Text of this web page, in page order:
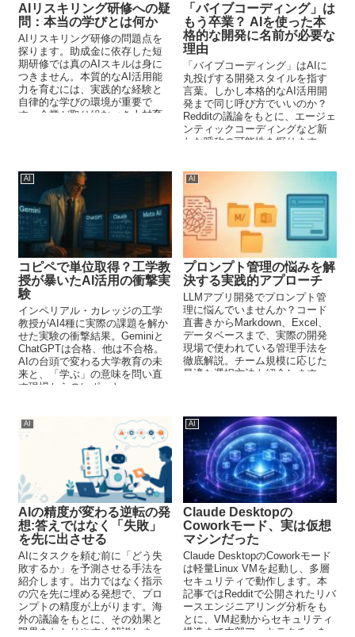
AIリスキリング研修への疑
問：本当の学びとは何か
AIリスキリング研修の問題点を
探ります。助成金に依存した短
期研修では真のAIスキルは身に
つきません。本質的なAI活用能
力を育むには、実践的な経験と
自律的な学びの環境が重要で
す。企業が取り組むべき人材育
「バイブコーディング」は
もう卒業？ AIを使った本
格的な開発に名前が必要な
理由
「バイブコーディング」はAIに
丸投げする開発スタイルを指す
言葉。しかし本格的なAI活用開
発まで同じ呼び方でいいのか？
Redditの議論をもとに、エージェ
ンティックコーディングなど新
たな呼称の可能性を探ります。
AI
コピペで単位取得？工学教
授が暴いたAI活用の衝撃実
験
インペリアル・カレッジの工学
教授がAI4種に実際の課題を解か
せた実験の衝撃結果。Geminiと
ChatGPTは合格、他は不合格。
AIの台頭で変わる大学教育の未
来と、「学ぶ」の意味を問い直
す現場からのレポート。
AI
プロンプト管理の悩みを解
決する実践的アプローチ
LLMアプリ開発でプロンプト管
理に悩んでいませんか？コード
直書きからMarkdown、Excel、
データベースまで、実際の開発
現場で使われている管理手法を
徹底解説。チーム規模に応じた
最適な選択方法も紹介します。
AI
AIの精度が変わる逆転の発
想:答えではなく「失敗」
を先に出させる
AIにタスクを頼む前に「どう失
敗するか」を予測させる手法を
紹介します。出力ではなく指示
の穴を先に埋める発想で、プロ
ンプトの精度が上がります。海
外の議論をもとに、その効果と
限界をわかりやすく解説しま
AI
Claude Desktopの
Coworkモード、実は仮想
マシンだった
Claude DesktopのCoworkモード
は軽量Linux VMを起動し、多層
セキュリティで動作します。本
記事ではRedditで公開されたリバ
ースエンジニアリング分析をも
とに、VM起動からセキュリティ
構造まで内部アーキテクチャを